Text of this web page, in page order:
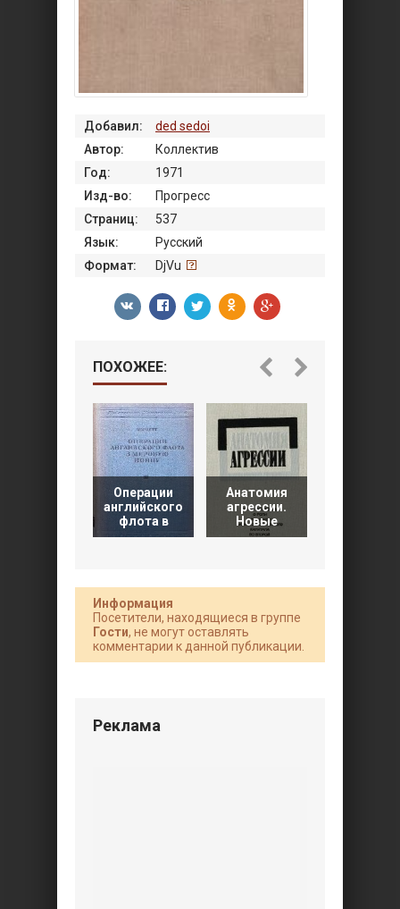
Добавил:
ded sedoi
Автор:
Коллектив
Год:
1971
Изд-во:
Прогресс
Страниц:
537
Язык:
Русский
Формат:
DjVu
ПОХОЖЕЕ:
Операции
английского
флота в
Анатомия
агрессии.
Новые
Информация
Посетители, находящиеся в группе
Гости, не могут оставлять
комментарии к данной публикации.
Реклама